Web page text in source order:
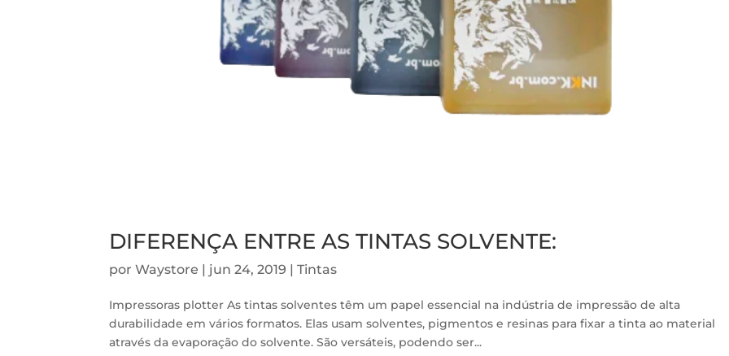
DIFERENÇA ENTRE AS TINTAS SOLVENTE:
porWaystore | jun 24, 2019 |Tintas
Impressoras plotter As tintas solventes têm um papel essencial na indústria de impressão de alta
durabilidade em vários formatos. Elas usam solventes, pigmentos e resinas para fixar a tinta ao material
através da evaporação do solvente. São versáteis, podendo ser...